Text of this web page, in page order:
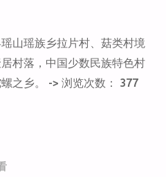
山瑶族乡拉片村、菇类村境
村落，中国少数民族特色村
之乡。 -> 浏览次数： 377